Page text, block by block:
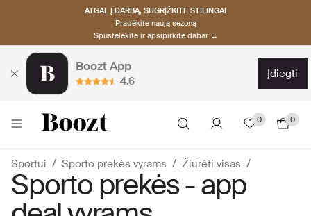
ATGAL Į DARBĄ, SUGRĮŽKITE STILINGAI
Pradėkite naują sezoną
Spustelėkite ir apsipirkite dabar →
Boozt App
4.6
įdiegti
0 0
Sportui Sporto prekės vyrams Žiūrėti visas
Sporto prekės - app